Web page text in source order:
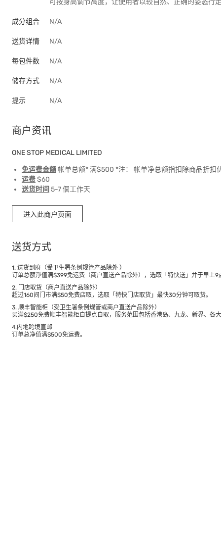
可按身高调节高度，让使用者以较自然、正确的姿态行
成分组合 N/A
送货详情 N/A
每包件数 N/A
储存方式 N/A
提示 N/A
商户资讯
ONE STOP MEDICAL LIMITED
免运费金额帐单总额* 满$500 *注： 帐单净总额指扣除商品折扣
运费$60
送货时间 5-7 個工作天
进入此商户页面
送货方式
1. 送货到府（受卫生署条例规管产品除外 ）
订单总额淨值满$399免运费（商户直送产品除外），选取「特快送」并于早上9
2. 门店取货（商户直送产品除外）
超过160间门市满$50免费店取，选取「特快门店取货」最快30分钟可取货。
3. 顺丰智能柜（受卫生署条例规管或商户直送产品除外）
买满$250免费顺丰智能柜自提点自取，服务范围包括香港岛、九龙、新界、各大
4.内地跨境直邮
订单总净值满$500免运费。